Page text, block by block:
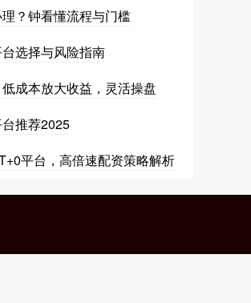
？钟看懂流程与门槛
选择与风险指南
成本放大收益，灵活操盘
推荐2025
平台，高倍速配资策略解析